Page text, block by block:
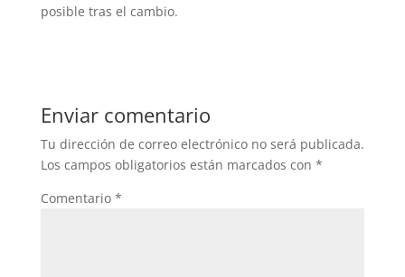
posible tras el cambio.
Enviar comentario
Tu dirección de correo electrónico no será publicada.
Los campos obligatorios están marcados con *
Comentario *